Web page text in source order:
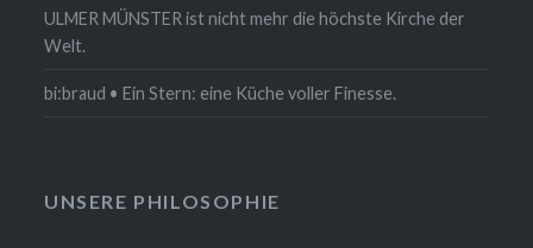
ULMER MÜNSTER ist nicht mehr die höchste Kirche der
Welt.
bi:braud • Ein Stern: eine Küche voller Finesse.
UNSERE PHILOSOPHIE